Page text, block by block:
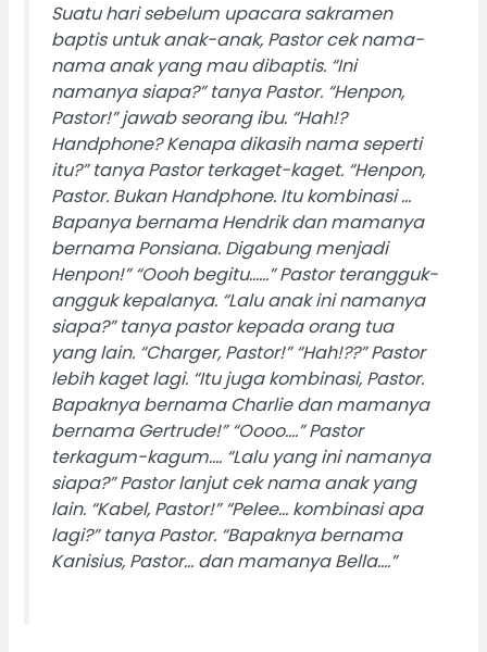
Suatu hari sebelum upacara sakramen
baptis untuk anak-anak, Pastor cek nama-
nama anak yang mau dibaptis. “Ini
namanya siapa?” tanya Pastor. “Henpon,
Pastor!” jawab seorang ibu. “Hah!?
Handphone? Kenapa dikasih nama seperti
itu?” tanya Pastor terkaget-kaget. “Henpon,
Pastor. Bukan Handphone. Itu kombinasi …
Bapanya bernama Hendrik dan mamanya
bernama Ponsiana. Digabung menjadi
Henpon!” “Oooh begitu……” Pastor terangguk-
angguk kepalanya. “Lalu anak ini namanya
siapa?” tanya pastor kepada orang tua
yang lain. “Charger, Pastor!” “Hah!??” Pastor
lebih kaget lagi. “Itu juga kombinasi, Pastor.
Bapaknya bernama Charlie dan mamanya
bernama Gertrude!” “Oooo….” Pastor
terkagum-kagum…. “Lalu yang ini namanya
siapa?” Pastor lanjut cek nama anak yang
lain. “Kabel, Pastor!” “Pelee… kombinasi apa
lagi?” tanya Pastor. “Bapaknya bernama
Kanisius, Pastor… dan mamanya Bella….”